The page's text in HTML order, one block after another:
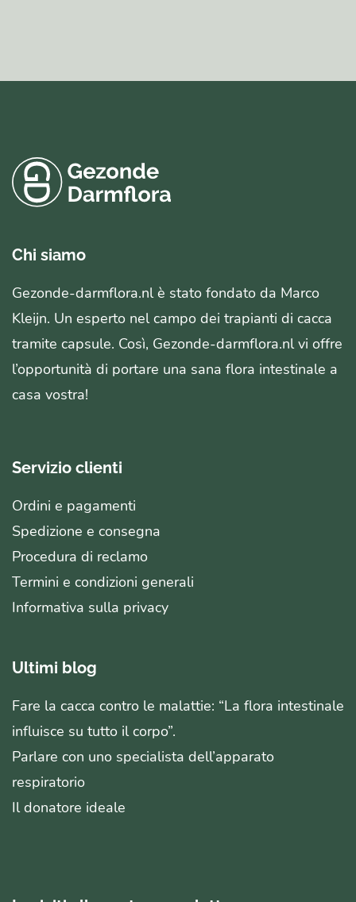
Chi siamo
Gezonde-darmflora.nl è stato fondato da Marco
Kleijn. Un esperto nel campo dei trapianti di cacca
tramite capsule. Così, Gezonde-darmflora.nl vi offre
l’opportunità di portare una sana flora intestinale a
casa vostra!
Servizio clienti
Ordini e pagamenti
Spedizione e consegna
Procedura di reclamo
Termini e condizioni generali
Informativa sulla privacy
Ultimi blog
Fare la cacca contro le malattie: “La flora intestinale
influisce su tutto il corpo”.
Parlare con uno specialista dell’apparato
respiratorio
Il donatore ideale